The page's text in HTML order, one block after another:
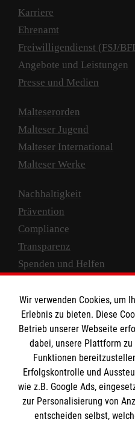
Karriere
Ehrenamt
Freiwilligendienst (FSJ/
Angebote und Leistungen
Presse und Medien
Malteserorden
Malteser Jugend
Malteser International
Malteser Werke
Nachhaltigkeit
Prävention
Compliance
Transparenz
Spenden und Helfen
Empfänger: Malteser
IBAN: DE10 3706 0120
BIC: GENODED 1PA7
Wir verwenden Cookies, um
Erlebnis zu bieten. Diese
Betrieb unserer Webseite
dabei, unsere Plattform
Funktionen
Erfolgskontrolle und
wie z.B. Google Ads,
zur Personalisierung von
entscheiden selbst,